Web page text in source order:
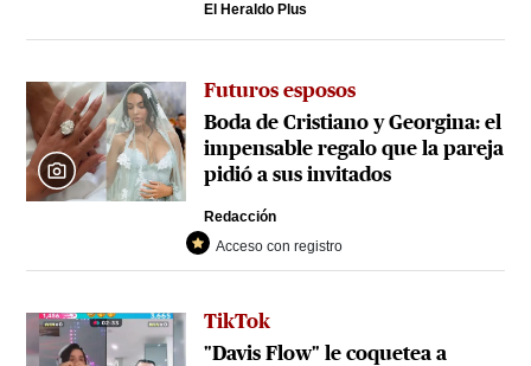
El Heraldo Plus
Futuros esposos
Boda de Cristiano y Georgina: el
impensable regalo que la pareja
pidió a sus invitados
Redacción
Acceso con registro
TikTok
"Davis Flow" le coquetea a